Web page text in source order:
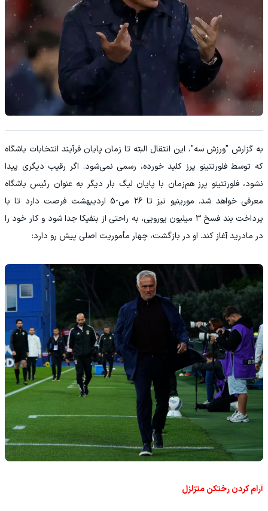
به گزارش "ورزش سه"، این انتقال البته تا زمان پایان فرآیند انتخابات باشگاه
که توسط فلورنتینو پرز کلید خورده، رسمی نمی‌شود. اگر رقیب دیگری پیدا
نشود، فلورنتینو پرز هم‌زمان با پایان لیگ بار دیگر به عنوان رئیس باشگاه
معرفی خواهد شد. مورینیو نیز تا ۲۶ می-5 اردیبهشت فرصت دارد تا با
پرداخت بند فسخ ۳ میلیون یورویی، به راحتی از بنفیکا جدا شود و کار خود را
در مادرید آغاز کند. او در بازگشت، چهار مأموریت اصلی پیش رو دارد:
آرام کردن رختکن متزلزل